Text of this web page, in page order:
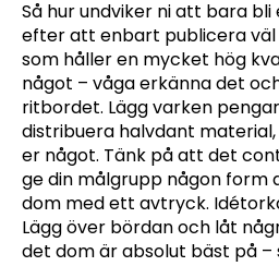
Så hur undviker ni att bara
efter att enbart publicera
som håller en mycket hög
något – våga erkänna det
ritbordet. Lägg varken
distribuera halvdant
er något. Tänk på att det
ge din målgrupp någon form
dom med ett avtryck.
Lägg över bördan och låt
det dom är absolut bäst på